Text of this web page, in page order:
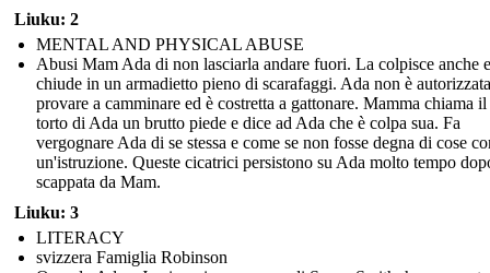
Liuku: 2
MENTAL AND PHYSICAL ABUSE
Abusi Mam Ada di non lasciarla andare fuori. La colpisce anche
chiude in un armadietto pieno di scarafaggi. Ada non è
provare a camminare ed è costretta a gattonare. Mamma chiama
torto di Ada un brutto piede e dice ad Ada che è colpa sua. Fa
vergognare Ada di se stessa e come se non fosse degna di cose
un'istruzione. Queste cicatrici persistono su Ada molto tempo
scappata da Mam.
Liuku: 3
LITERACY
svizzera Famiglia Robinson